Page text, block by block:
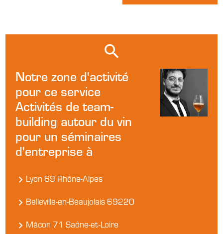
Notre zone d'activité
pour ce service
Activités de team-
building autour du vin
pour un séminaires
d'entreprise à
Lyon 69 Rhône-Alpes
Belleville-en-Beaujolais 69220
Mâcon 71 Saône-et-Loire